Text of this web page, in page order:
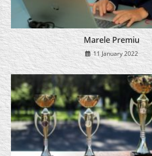
Marele Premiu
11 January 2022